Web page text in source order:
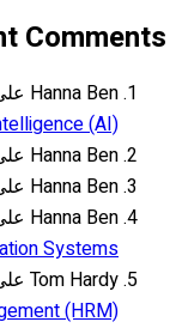
Comments
Hanna Ben
(AI)
Hanna Ben
Hanna Ben
Hanna Ben
Systems
Tom Hardy
(HRM)